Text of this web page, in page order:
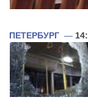
ПЕТЕРБУРГ —